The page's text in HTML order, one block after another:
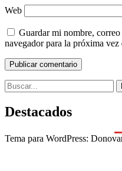
Web
Guardar mi nombre,
navegador para la próxima
Search
for:
Destacados
Tema para WordPress: